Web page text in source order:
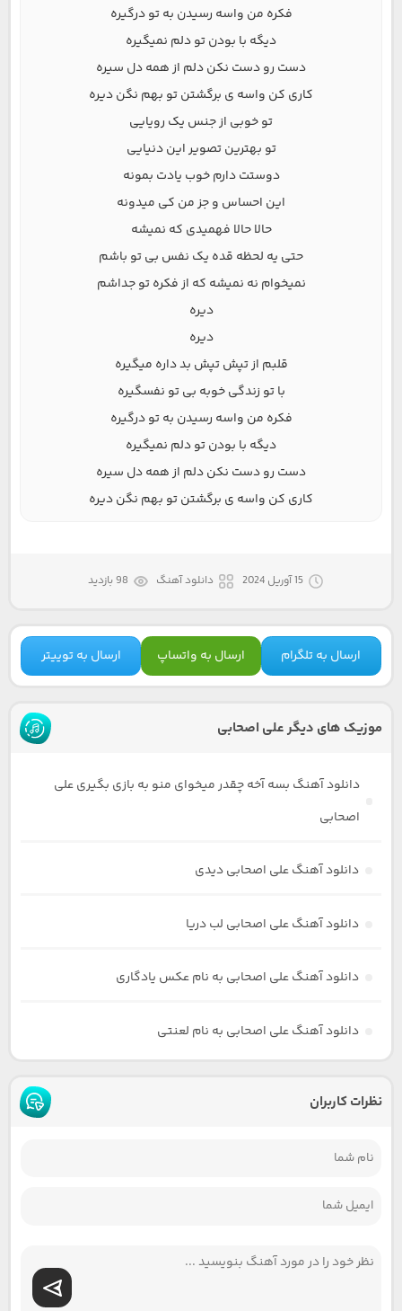
فکره من واسه رسیدن به تو درگیره
دیگه با بودن تو دلم نمیگیره
دست رو دست نکن دلم از همه دل سیره
کاری کن واسه ی برگشتن تو بهم نگن دیره
تو خوبی از جنس یک رویایی
تو بهترین تصویر این دنیایی
دوستت دارم خوب یادت بمونه
این احساس و جز من کی میدونه
حالا حالا فهمیدی که نمیشه
حتی یه لحظه قده یک نفس بی تو باشم
نمیخوام نه نمیشه که از فکره تو جداشم
دیره
دیره
قلبم از تپش تپش بد داره میگیره
با تو زندگی خوبه بی تو نفسگیره
فکره من واسه رسیدن به تو درگیره
دیگه با بودن تو دلم نمیگیره
دست رو دست نکن دلم از همه دل سیره
کاری کن واسه ی برگشتن تو بهم نگن دیره
15 آوریل 2024 دانلود آهنگ 98 بازدید
ارسال به تلگرام ارسال به واتساپ ارسال به توییتر
موزیک های دیگر علی اصحابی
دانلود آهنگ بسه آخه چقدر میخوای منو به بازی بگیری علی
اصحابی
دانلود آهنگ علی اصحابی دیدی
دانلود آهنگ علی اصحابی لب دریا
دانلود آهنگ علی اصحابی به نام عکس یادگاری
دانلود آهنگ علی اصحابی به نام لعنتی
نظرات کاربران